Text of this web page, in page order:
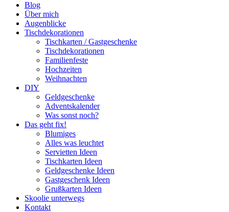
Blog
Über mich
Augenblicke
Tischdekorationen
Tischkarten / Gastgeschenke
Tischdekorationen
Familienfeste
Hochzeiten
Weihnachten
DIY
Geldgeschenke
Adventskalender
Was sonst noch?
Das geht fix!
Blumiges
Alles was leuchtet
Servietten Ideen
Tischkarten Ideen
Geldgeschenke Ideen
Gastgeschenk Ideen
Grußkarten Ideen
Skoolie unterwegs
Kontakt